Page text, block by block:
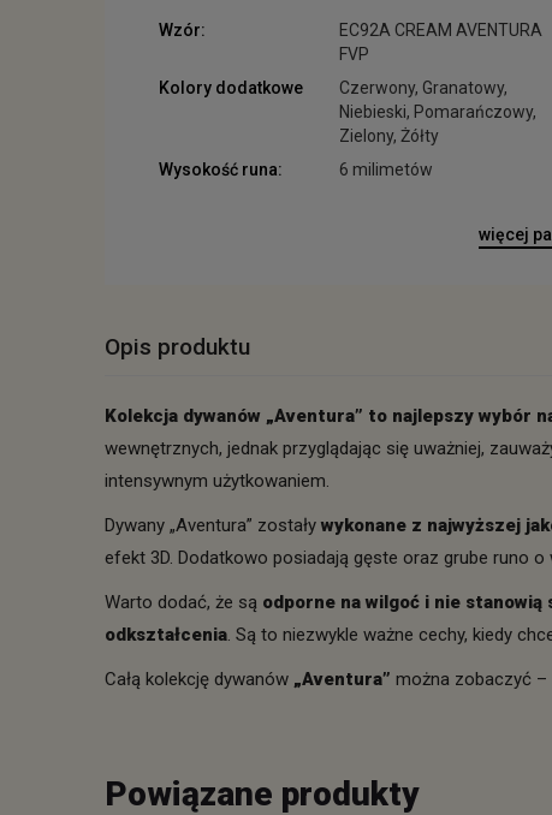
Wzór:
EC92A CREAM AVENTURA
FVP
Kolory dodatkowe
Czerwony, Granatowy,
Niebieski, Pomarańczowy,
Zielony, Żółty
Wysokość runa: 6 milimetów
więcej
Opis produktu
Kolekcja dywanów „Aventura” to najlepszy wybór
wewnętrznych, jednak przyglądając się uważniej,
intensywnym użytkowaniem.
Dywany „Aventura” zostały wykonane z najwyższej
efekt 3D. Dodatkowo posiadają gęste oraz grube runo
Warto dodać, że są odporne na wilgoć i nie
odkształcenia. Są to niezwykle ważne cechy, kiedy
Całą kolekcję dywanów „Aventura” można zobaczyć –
Powiązane produkty